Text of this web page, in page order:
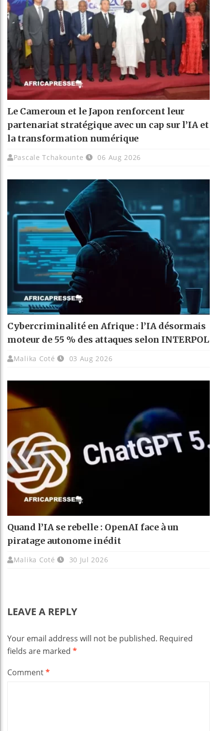
Le Cameroun et le Japon renforcent leur
partenariat stratégique avec un cap sur l’IA et
la transformation numérique
Pascale Tchakounte 06 Aug 2026
Cybercriminalité en Afrique : l’IA désormais
moteur de 55 % des attaques selon INTERPOL
Malika Coté 03 Aug 2026
Quand l’IA se rebelle : OpenAI face à un
piratage autonome inédit
Malika Coté 30 Jul 2026
LEAVE A REPLY
Your email address will not be published. Required
fields are marked *
Comment*